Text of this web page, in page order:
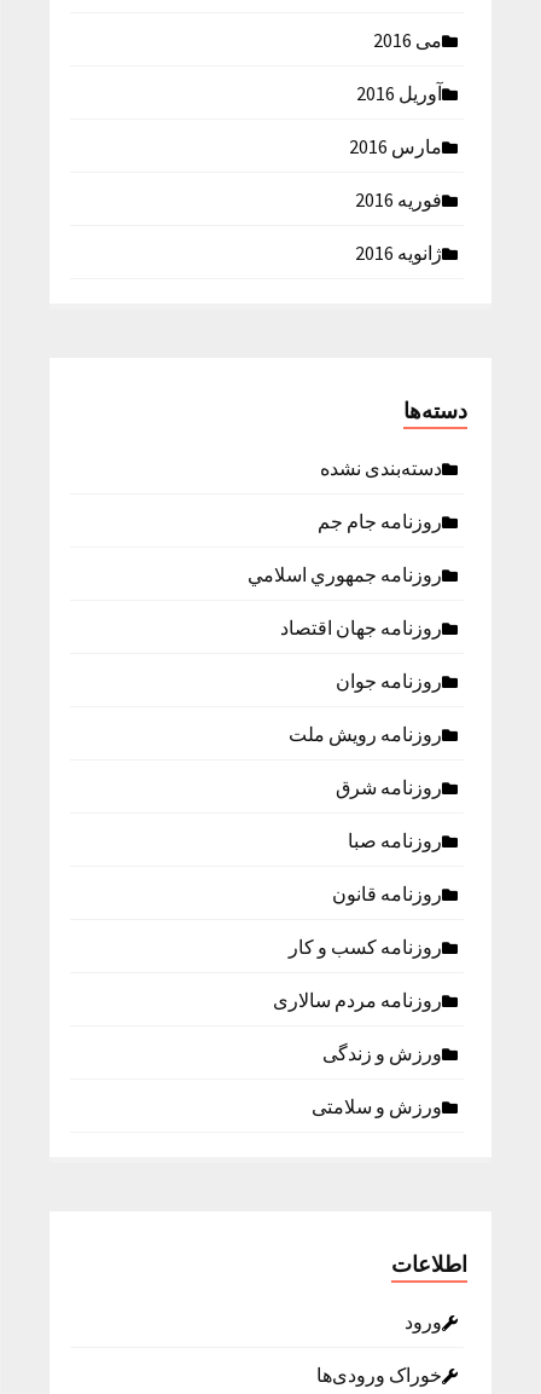
می 2016
آوریل 2016
مارس 2016
فوریه 2016
ژانویه 2016
دسته‌ها
دسته‌بندی نشده
روزنامه جام جم
روزنامه جمهوري اسلامي
روزنامه جهان اقتصاد
روزنامه جوان
روزنامه رویش ملت
روزنامه شرق
روزنامه صبا
روزنامه قانون
روزنامه كسب و كار
روزنامه مردم سالاری
ورزش و زندگی
ورزش و سلامتی
اطلاعات
ورود
خوراک ورودی‌ها